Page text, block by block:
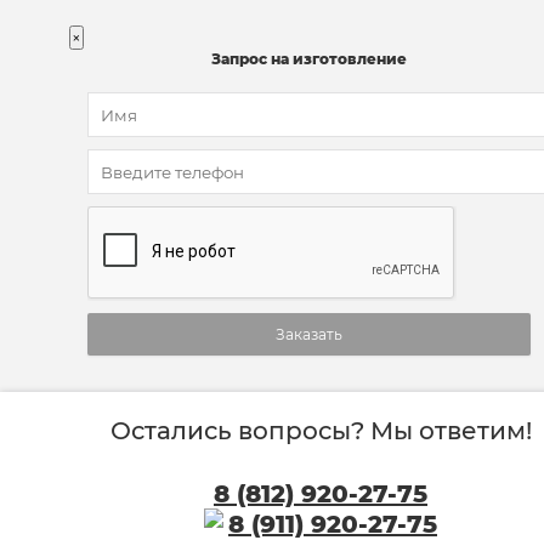
×
Запрос на изготовление
Заказать
Остались вопросы? Мы ответим!
8 (812) 920-27-75
8 (911) 920-27-75